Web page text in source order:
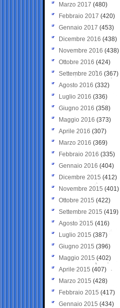
Marzo 2017 (480)
Febbraio 2017 (420)
Gennaio 2017 (453)
Dicembre 2016 (438)
Novembre 2016 (438)
Ottobre 2016 (424)
Settembre 2016 (367)
Agosto 2016 (332)
Luglio 2016 (336)
Giugno 2016 (358)
Maggio 2016 (373)
Aprile 2016 (307)
Marzo 2016 (369)
Febbraio 2016 (335)
Gennaio 2016 (404)
Dicembre 2015 (412)
Novembre 2015 (401)
Ottobre 2015 (422)
Settembre 2015 (419)
Agosto 2015 (416)
Luglio 2015 (387)
Giugno 2015 (396)
Maggio 2015 (402)
Aprile 2015 (407)
Marzo 2015 (428)
Febbraio 2015 (417)
Gennaio 2015 (434)